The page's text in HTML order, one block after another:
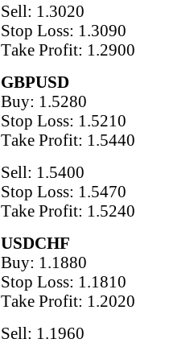
Sell: 1.3020
Stop Loss: 1.3090
Тake Рrofit: 1.2900
GBPUSD
Buy: 1.5280
Stop Loss: 1.5210
Тake Рrofit: 1.5440
Sell: 1.5400
Stop Loss: 1.5470
Тake Рrofit: 1.5240
USDCHF
Buy: 1.1880
Stop Loss: 1.1810
Тake Рrofit: 1.2020
Sell: 1.1960